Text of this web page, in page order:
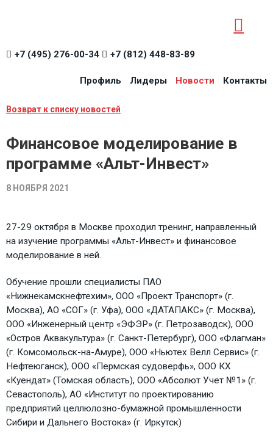
+7 (495) 276-00-34 +7 (812) 448-83-89
Профиль Лидеры Новости Контакты
Возврат к списку новостей
Финансовое моделирование в
программе «Альт-Инвест»
8 НОЯБРЯ 2021
27-29 октября в Москве проходил тренинг, направленный
на изучение программы «Альт-Инвест» и финансовое
моделирование в ней.
Обучение прошли специалисты ПАО
«Нижнекамскнефтехим», ООО «Проект Транспорт» (г.
Москва), АО «СОГ» (г. Уфа), ООО «ДАТАПАКС» (г. Москва),
ООО «Инженерный центр «ЭФЭР» (г. Петрозаводск), ООО
«Остров Аквакультура» (г. Санкт-Петербург), ООО «Флагман»
(г. Комсомольск-на-Амуре), ООО «Ньютех Велл Сервис» (г.
Нефтеюганск), ООО «Пермская судоверфь», ООО КХ
«Куендат» (Томская область), ООО «Абсолют Учет №1» (г.
Севастополь), АО «Институт по проектированию
предприятий целлюлозно-бумажной промышленности
Сибири и Дальнего Востока» (г. Иркутск)